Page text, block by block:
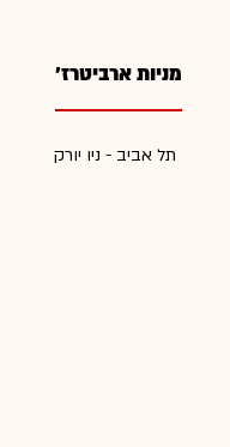
מניות ארביטרז'
תל אביב - ניו יורק